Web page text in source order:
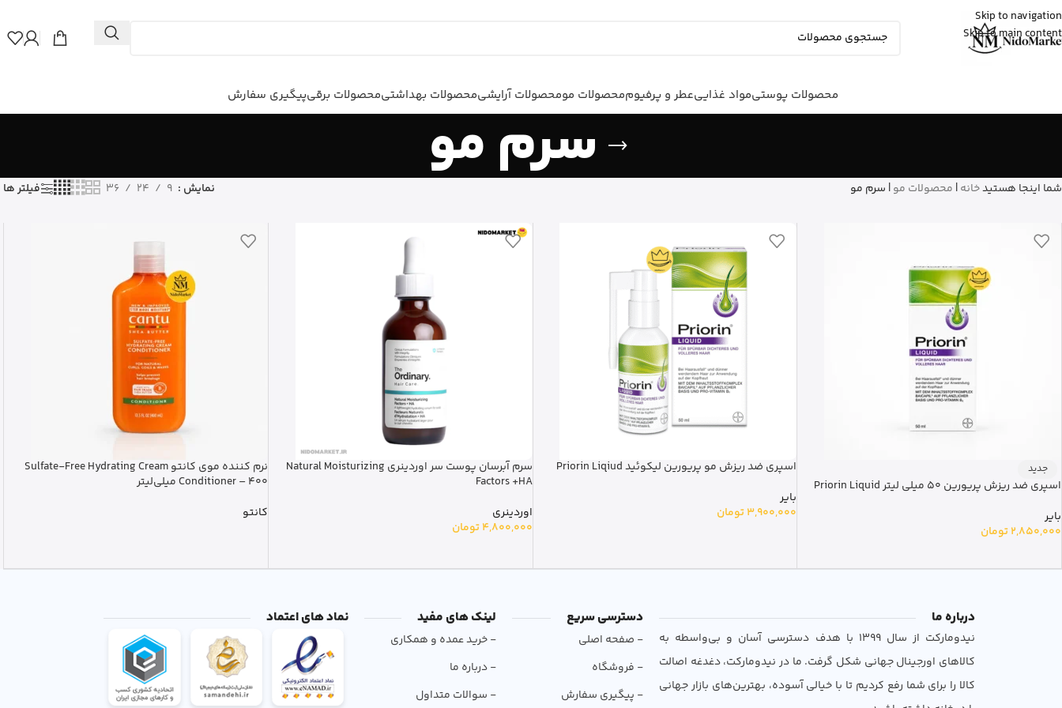
Skip to navigation
Skip to main content
محصولات پوستیمواد غذاییعطر و پرفیوممحصولات مومحصولات آرایشیمحصولات بهداشتیمحصولات برقیپیگیری سفارش
سرم مو
شما اینجا هستیدخانه| محصولات مو| سرم مو نمایش 9
24
36 فیلتر ها
جدید
اسپری ضد ریزش پریورین 50 میلی لیتر Priorin Liquid
بایر
2,850,000تومان
اسپری ضد ریزش مو پریورین لیکوئید Priorin Liqiud
بایر
3,900,000تومان
سرم آبرسان پوست سر اوردینری Natural Moisturizing
Factors +HA
اوردینری
4,800,000 تومان
نرم کننده موی کانتو Sulfate-Free Hydrating Cream
Conditioner – 400 میلی‌لیتر
کانتو
درباره ما
نیدومارکت از سال 1399 با هدف دسترسی آسان و بی‌واسطه به
کالاهای اورجینال جهانی شکل گرفت. ما در نیدومارکت، دغدغه اصالت
کالا را برای شما رفع کردیم تا با خیالی آسوده، بهترین‌های بازار جهانی
دسترسی سریع
- صفحه اصلی
- فروشگاه
- پیگیری سفارش
لینک های مفید
- خرید عمده و همکاری
- درباره ما
- سوالات متداول
نماد های اعتماد
شایلیاز تهران
ژل شستشوی بدن ویکتوریا سکرت رو